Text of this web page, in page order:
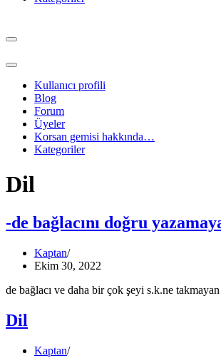
Dolaşım
Dolaşım
menüsüKullanıcı profili
Blog
Forum
Üyeler
Korsan gemisi hakkında…
Kategoriler
Dil
-de bağlacını doğru
Kaptan
Ekim 30, 2022
de bağlacı ve daha bir çok şeyi s.k.ne
Dil
Kaptan